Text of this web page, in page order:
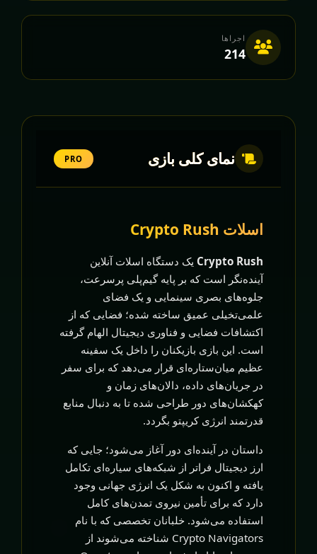
اجراها
214
نمای کلی بازی PRO
اسلات Crypto Rush
Crypto Rush یک دستگاه اسلات آنلاین
آینده‌نگر است که بر پایه گیم‌پلی پرسرعت،
جلوه‌های بصری سینمایی و یک فضای
علمی‌تخیلی عمیق ساخته شده؛ فضایی که از
اکتشافات فضایی و فناوری دیجیتال الهام گرفته
است. این بازی بازیکنان را داخل یک سفینه
عظیم میان‌ستاره‌ای قرار می‌دهد که برای سفر
در جریان‌های داده، دالان‌های زمان و
کهکشان‌های دور طراحی شده تا به دنبال منابع
قدرتمند انرژی کریپتو بگردد.
داستان در آینده‌ای دور آغاز می‌شود؛ جایی که
ارز دیجیتال فراتر از شبکه‌های سیاره‌ای تکامل
یافته و اکنون به شکل یک انرژی جهانی وجود
دارد که برای تأمین نیروی تمدن‌های کامل
استفاده می‌شود. خلبانان تخصصی که با نام
Crypto Navigators شناخته می‌شوند از